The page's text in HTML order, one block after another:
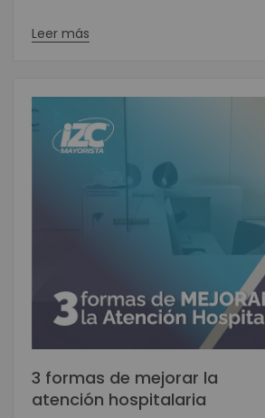
Leer más
3 formas de mejorar la
atención hospitalaria